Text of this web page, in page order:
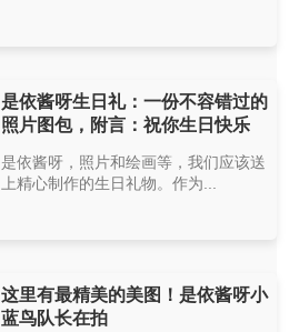
是依酱呀生日礼：一份不容错过的
照片图包，附言：祝你生日快乐
是依酱呀，照片和绘画等，我们应该送
上精心制作的生日礼物。作为...
这里有最精美的美图！是依酱呀小
蓝鸟队长在拍